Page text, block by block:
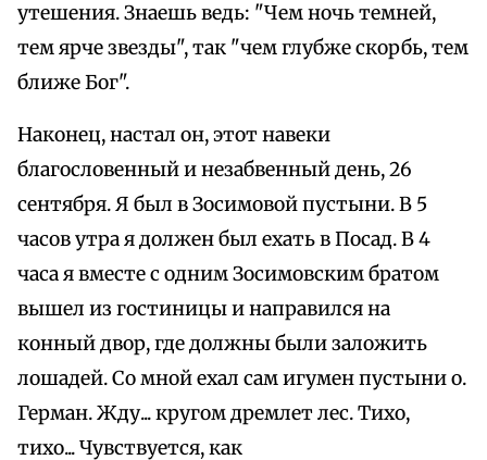
утешения. Знаешь ведь: "Чем ночь темней,
тем ярче звезды", так "чем глубже скорбь, тем
ближе Бог".
Наконец, настал он, этот навеки
благословенный и незабвенный день, 26
сентября. Я был в Зосимовой пустыни. В 5
часов утра я должен был ехать в Посад. В 4
часа я вместе с одним Зосимовским братом
вышел из гостиницы и направился на
конный двор, где должны были заложить
лошадей. Со мной ехал сам игумен пустыни о.
Герман. Жду... кругом дремлет лес. Тихо,
тихо... Чувствуется, как